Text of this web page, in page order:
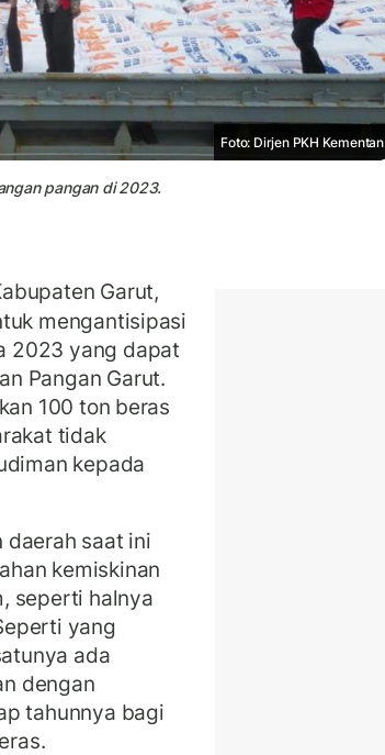
Foto: Dirjen PKH Kementan
pangan di 2023.
Garut,
mengantisipasi
2023 yang dapat
Pangan Garut.
100 ton beras
tidak
kepada
daerah saat ini
kemiskinan
seperti halnya
yang
ada
dengan
tahunnya bagi